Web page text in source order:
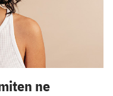
ne